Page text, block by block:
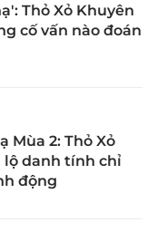
Thỏ Xỏ Khuyên
cố vấn nào đoán
Mùa 2: Thỏ Xỏ
lộ danh tính chỉ
động